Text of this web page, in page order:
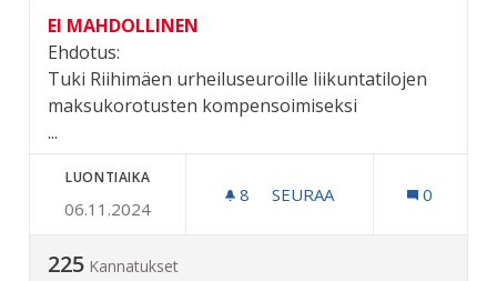
EI MAHDOLLINEN
Ehdotus:
Tuki Riihimäen urheiluseuroille liikuntatilojen
maksukorotusten kompensoimiseksi
...
LUONTIAIKA
06.11.2024
8 8 SEURAAJAA
SEURAA 0
225 Kannatukset